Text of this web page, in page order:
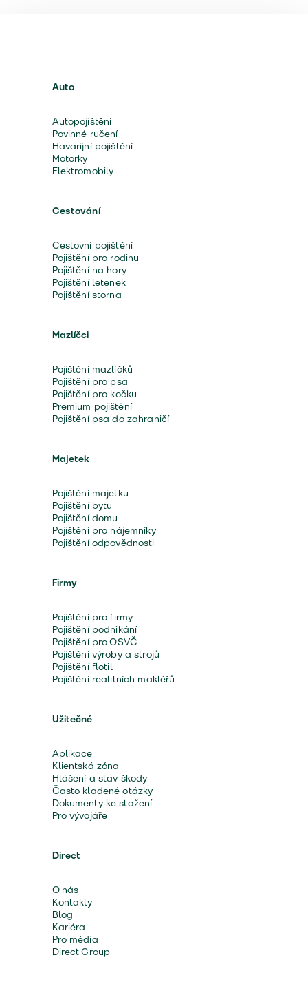
Auto
Autopojištění
Povinné ručení
Havarijní pojištění
Motorky
Elektromobily
Cestování
Cestovní pojištění
Pojištění pro rodinu
Pojištění na hory
Pojištění letenek
Pojištění storna
Mazlíčci
Pojištění mazlíčků
Pojištění pro psa
Pojištění pro kočku
Premium pojištění
Pojištění psa do zahraničí
Majetek
Pojištění majetku
Pojištění bytu
Pojištění domu
Pojištění pro nájemníky
Pojištění odpovědnosti
Firmy
Pojištění pro firmy
Pojištění podnikání
Pojištění pro OSVČ
Pojištění výroby a strojů
Pojištění flotil
Pojištění realitních makléřů
Užitečné
Aplikace
Klientská zóna
Hlášení a stav škody
Často kladené otázky
Dokumenty ke stažení
Pro vývojáře
Direct
O nás
Kontakty
Blog
Kariéra
Pro média
Direct Group